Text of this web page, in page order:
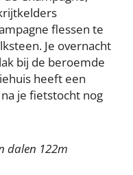
flessen te
Je overnacht
bij de beroemde
heeft een
je fietstocht nog
dalen 122m